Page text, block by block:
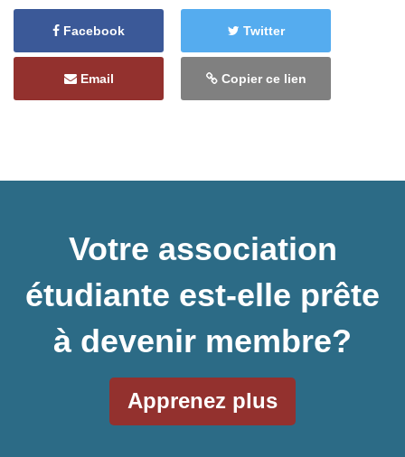
Facebook Twitter
Email Copier ce lien
Votre association
étudiante est-elle prête
à devenir membre?
Apprenez plus